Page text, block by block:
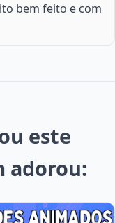
bem feito e com
este
adorou: